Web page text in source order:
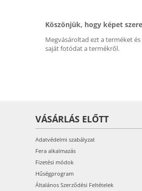
Köszönjük, hogy képet
Megvásároltad ezt a terméket
saját fotódat a termékről.
VÁSÁRLÁS ELŐTT
Adatvédelmi szabályzat
Fera alkalmazás
Fizetési módok
Hűségprogram
Általános Szerződési Feltételek